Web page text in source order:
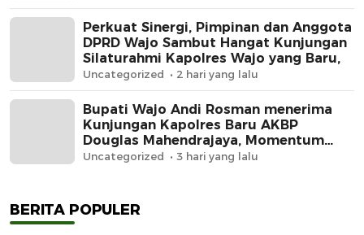
Perkuat Sinergi, Pimpinan dan Anggota
DPRD Wajo Sambut Hangat Kunjungan
Silaturahmi Kapolres Wajo yang Baru,
Uncategorized 2 hari yang lalu
Bupati Wajo Andi Rosman menerima
Kunjungan Kapolres Baru AKBP
Douglas Mahendrajaya, Momentum
Memperkuat Sinergi
Uncategorized 3 hari yang lalu
BERITA POPULER